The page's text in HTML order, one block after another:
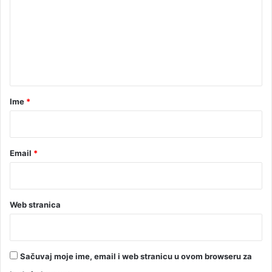
r
Ime *
Email *
Web stranica
Sačuvaj moje ime, email i web stranicu u ovom browseru za